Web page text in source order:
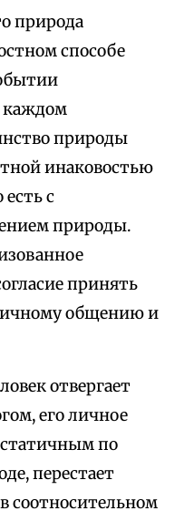
природа
способе
каждом
природы
инаковостью
с
природы.
принять
общению и
отвергает
его личное
по
перестает
соотносительном